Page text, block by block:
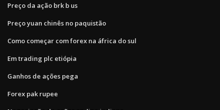
Preço da ação brk b us
Preço yuan chinês no paquistão
Como começar com forex na áfrica do sul
Em trading plc etiópia
Ganhos de ações pega
Forex pak rupee